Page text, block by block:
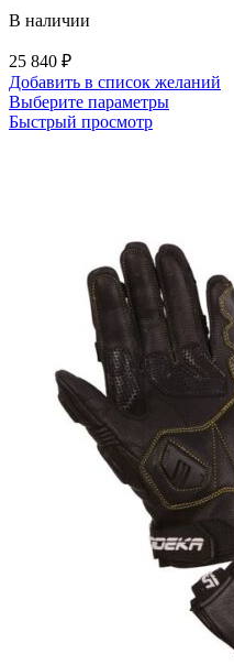
В наличии
25 840 ₽
Добавить в список желаний
Выберите параметрыЭтот
выбрать
на
странице
товара.
Быстрый просмотр